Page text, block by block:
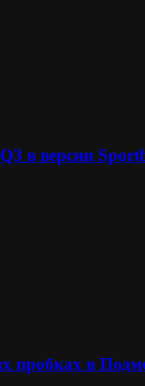
в версии
в